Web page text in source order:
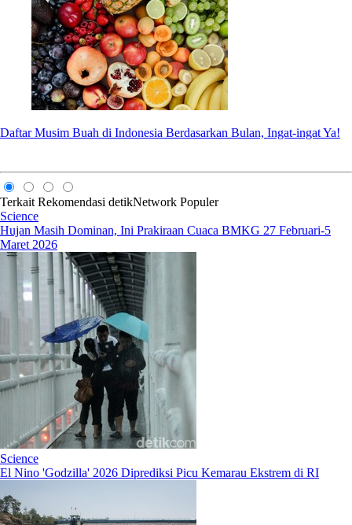
Daftar Musim Buah di Indonesia Berdasarkan Bulan, Ingat-ingat Ya!
Terkait Rekomendasi detikNetwork Populer
Science
Hujan Masih Dominan, Ini Prakiraan Cuaca BMKG 27 Februari-5
Maret 2026
Science
El Nino 'Godzilla' 2026 Diprediksi Picu Kemarau Ekstrem di RI